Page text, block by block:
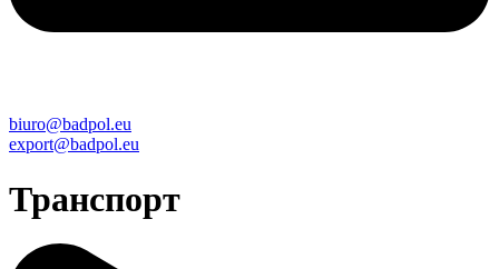
biuro@badpol.eu
export@badpol.eu
Транспорт